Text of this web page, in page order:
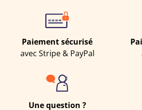
Paiement sécurisé
avec Stripe & PayPal
Une question ?